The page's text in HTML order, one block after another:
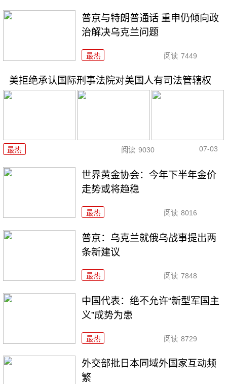
普京与特朗普通话 重申仍倾向政
治解决乌克兰问题
最热 阅读 7449
美拒绝承认国际刑事法院对美国人有司法管辖权
最热 阅读 9030 07-03
世界黄金协会：今年下半年金价
走势或将趋稳
最热 阅读 8016
普京：乌克兰就俄乌战事提出两
条新建议
最热 阅读 7848
中国代表：绝不允许“新型军国主
义”成势为患
最热 阅读 8729
外交部批日本同域外国家互动频
繁